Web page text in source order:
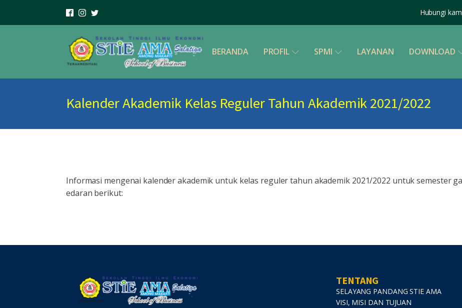
Hubungi
BERANDA PROFIL SPMI LAYANAN DOWNLOAD
Kalender Akademik Kelas Reguler Tahun Akademik 2021/2022
Informasi mengenai kalender akademik untuk kelas reguler tahun akademik 2021/2022 untuk semester
edaran berikut:
TENTANG
SELAYANG PANDANG STIE AMA
VISI, MISI DAN TUJUAN